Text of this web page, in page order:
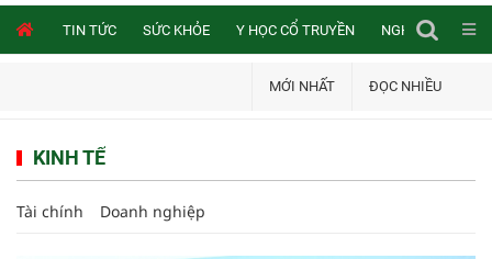
TIN TỨC SỨC KHỎE Y HỌC CỔ TRUYỀN NGHIÊN CỨU
MỚI NHẤT ĐỌC NHIỀU
KINH TẾ
Tài chính Doanh nghiệp